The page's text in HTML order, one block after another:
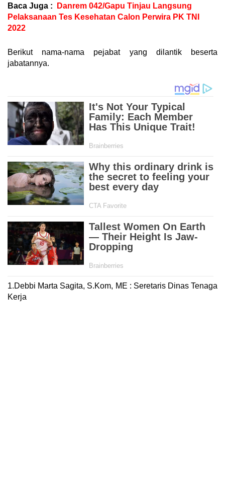
Baca Juga :
Danrem 042/Gapu Tinjau Langsung
Pelaksanaan Tes Kesehatan Calon Perwira PK TNI
2022
Berikut nama-nama pejabat yang dilantik beserta
jabatannya.
1.Debbi Marta Sagita, S.Kom, ME : Seretaris Dinas Tenaga
Kerja